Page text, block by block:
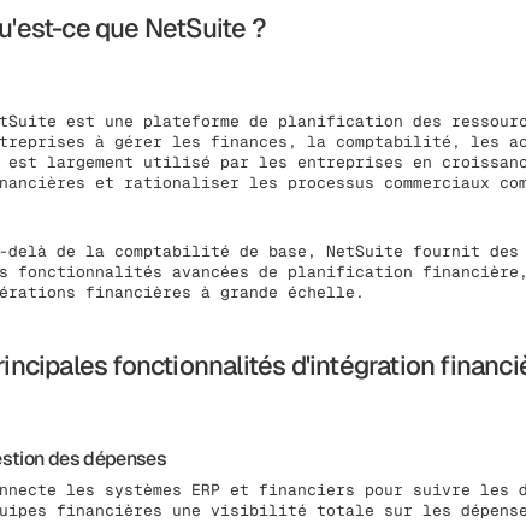
ce que NetSuite ?
est une plateforme de planification des
à gérer les finances, la comptabilité, les
largement utilisé par les entreprises en
et rationaliser les processus commerciaux
delà de la comptabilité de base, NetSuite fournit
fonctionnalités avancées de planification
financières à grande échelle.
fonctionnalités d'intégration
des dépenses
les systèmes ERP et financiers pour suivre
financières une visibilité totale sur les